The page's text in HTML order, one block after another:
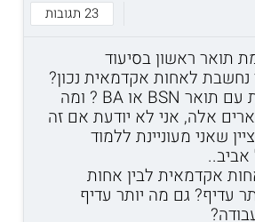
23 תגובות
תואר ראשון בסיעוד
נחשבת לאחות אקדמאית נכון?
והאם אני מסיימת עם תואר BSN או BA ? ומה
אלה, אני לא יודעת אם זה
שאני מעוניינת ללמוד
אביב..
אקדמאית לבין אחות
עדיף? גם מה יותר עדיף